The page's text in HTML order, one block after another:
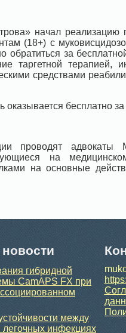
начал реализацию
(18+) с
обратиться за
таргетной терапией,
средствами
бесплатно
проводят адвокаты
на
на основные
гибридной
CamAPS FX при
между
легочных инфекциях